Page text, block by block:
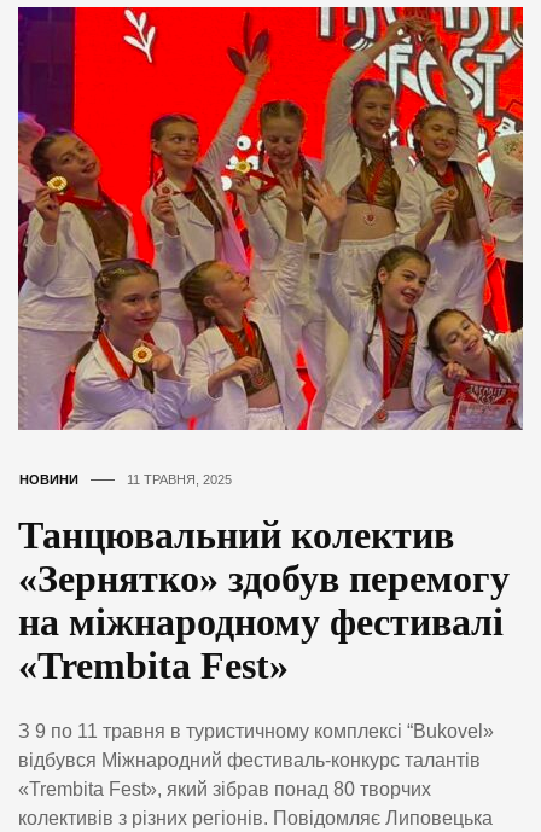
НОВИНИ 11 ТРАВНЯ, 2025
Танцювальний колектив
«Зернятко» здобув перемогу
на міжнародному фестивалі
«Trembita Fest»
З 9 по 11 травня в туристичному комплексі “Bukovel»
відбувся Міжнародний фестиваль-конкурс талантів
«Trembita Fest», який зібрав понад 80 творчих
колективів з різних регіонів. Повідомляє Липовецька